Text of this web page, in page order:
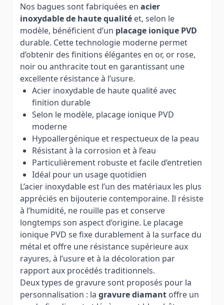
Nos bagues sont fabriquées en acier
inoxydable de haute qualité et, selon le
modèle, bénéficient d’un placage ionique PVD
durable. Cette technologie moderne permet
d’obtenir des finitions élégantes en or, or rose,
noir ou anthracite tout en garantissant une
excellente résistance à l’usure.
Acier inoxydable de haute qualité avec
finition durable
Selon le modèle, placage ionique PVD
moderne
Hypoallergénique et respectueux de la peau
Résistant à la corrosion et à l’eau
Particulièrement robuste et facile d’entretien
Idéal pour un usage quotidien
L’acier inoxydable est l’un des matériaux les plus
appréciés en bijouterie contemporaine. Il résiste
à l’humidité, ne rouille pas et conserve
longtemps son aspect d’origine. Le placage
ionique PVD se fixe durablement à la surface du
métal et offre une résistance supérieure aux
rayures, à l’usure et à la décoloration par
rapport aux procédés traditionnels.
Deux types de gravure sont proposés pour la
personnalisation : la gravure diamant offre un